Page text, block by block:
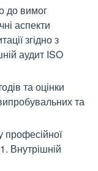
до вимог
аспекти
згідно з
аудит ISO
та оцінки
та
професійної
Внутрішній